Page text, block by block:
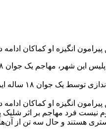
در گزارش‌های اولیه
فرد مهاجم بر اثر شلیک